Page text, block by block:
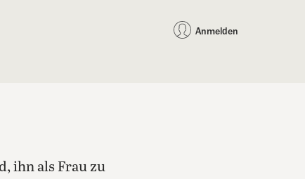
Anmelden
ihn als Frau zu